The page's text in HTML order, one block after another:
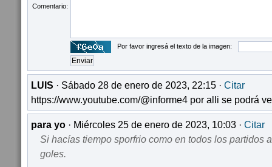
Comentario:
Por favor ingresá el texto de la imagen:
LUIS · Sábado 28 de enero de 2023, 22:15 · Citar
https://www.youtube.com/@informe4 por alli se podrá
para yo · Miércoles 25 de enero de 2023, 10:03 · Citar
Si hacías tiempo sporfrio como en todos los partidos
goles.